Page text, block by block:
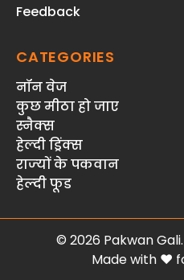
Feedback
CATEGORIES
नॉन वेज
कुछ मीठा हो जाए
स्‍नैक्‍स
हेल्दी ड्रिंक्स
राज्‍यों के पकवान
हेल्‍दी फूड
© 2026 Pakwan
Made with ❤️